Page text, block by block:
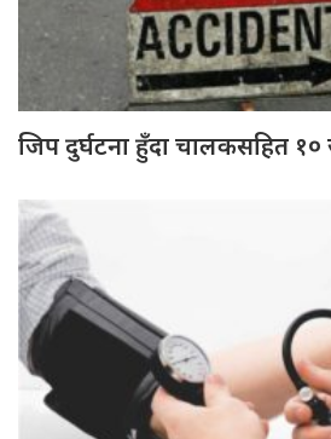
जिप दुर्घटना हुँदा चालकसहित १०